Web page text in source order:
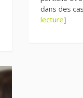
dans des
lecture]